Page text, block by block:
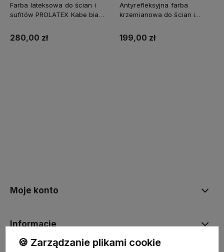
Farba lateksowa do ścian i
sufitów PROLATEX Kabe biała
matowa
280,00 zł
Antyrefleksyjna farba
krzemianowa do ścian i
199,00 zł
Moje konto
Informacje
🍪 Zarządzanie plikami cookie